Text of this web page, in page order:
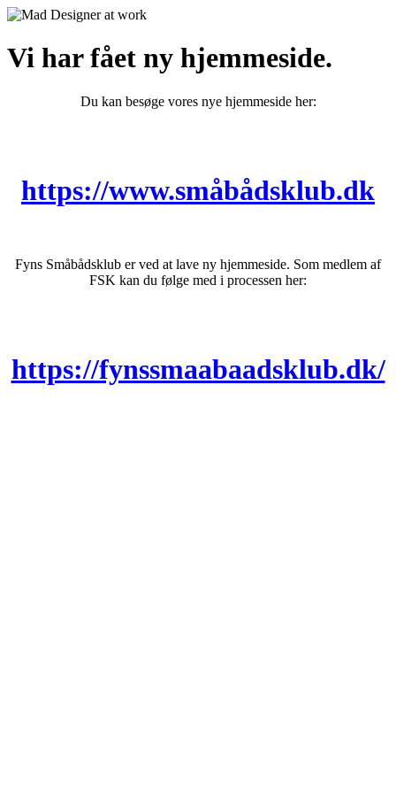
Vi har fået ny hjemmeside.
Du kan besøge vores nye hjemmeside her:
https://www.småbådsklub.dk
Fyns Småbådsklub er ved at lave ny hjemmeside. Som medlem af
FSK kan du følge med i processen her:
https://fynssmaabaadsklub.dk/